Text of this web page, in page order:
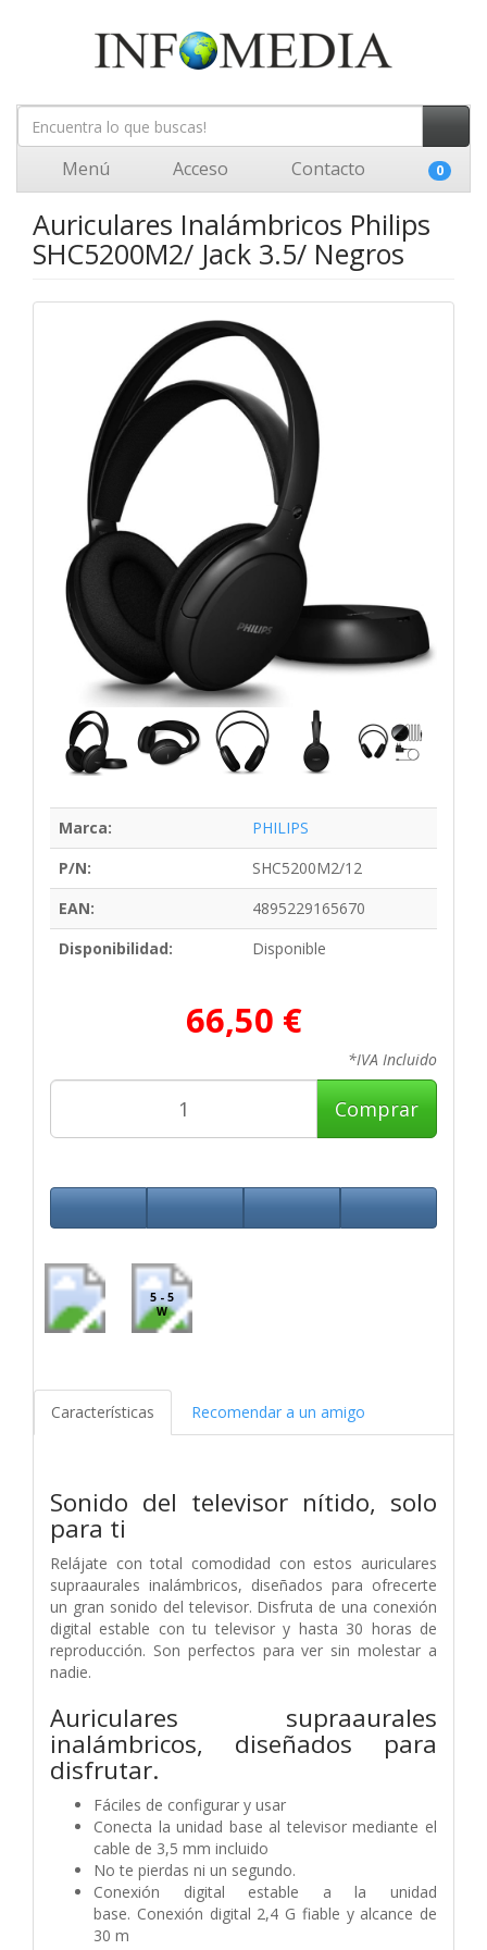
Menú Acceso Contacto 0
Auriculares Inalámbricos Philips
SHC5200M2/ Jack 3.5/ Negros
Marca:
PHILIPS
P/N:
SHC5200M2/12
EAN:
4895229165670
Disponibilidad:
Disponible
66,50 €
*IVA Incluido
Comprar
5 - 5
W
Características Recomendar a un amigo
Sonido del televisor nítido, solo
para ti
Relájate con total comodidad con estos auriculares
supraaurales inalámbricos, diseñados para ofrecerte
un gran sonido del televisor. Disfruta de una conexión
digital estable con tu televisor y hasta 30 horas de
reproducción. Son perfectos para ver sinmolestar a
nadie.
Auriculares supraaurales
inalámbricos, diseñados para
disfrutar.
Fáciles de configurar y usar
Conecta la unidad base al televisor mediante el
cable de 3,5 mm incluido
No te pierdas ni un segundo.
Conexión digital estable a la unidad
base. Conexión digital 2,4 G fiable y alcance de
30 m